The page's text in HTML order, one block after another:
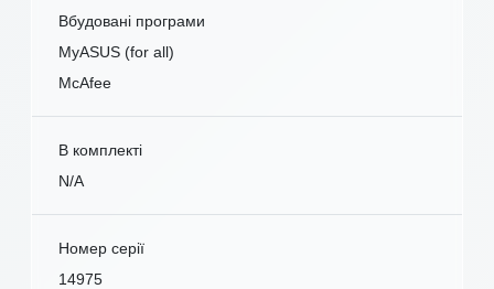
Вбудовані програми
MyASUS (for all)
McAfee
В комплекті
N/A
Номер серії
14975